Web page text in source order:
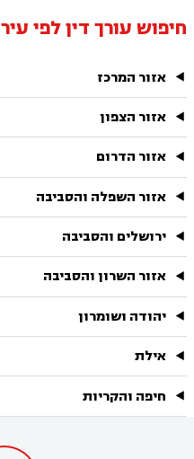
חיפוש עורך דין לפי עיר
אזור המרכז
אזור הצפון
אזור הדרום
אזור השפלה והסביבה
ירושלים והסביבה
אזור השרון והסביבה
יהודה ושומרון
אילת
חיפה והקריות